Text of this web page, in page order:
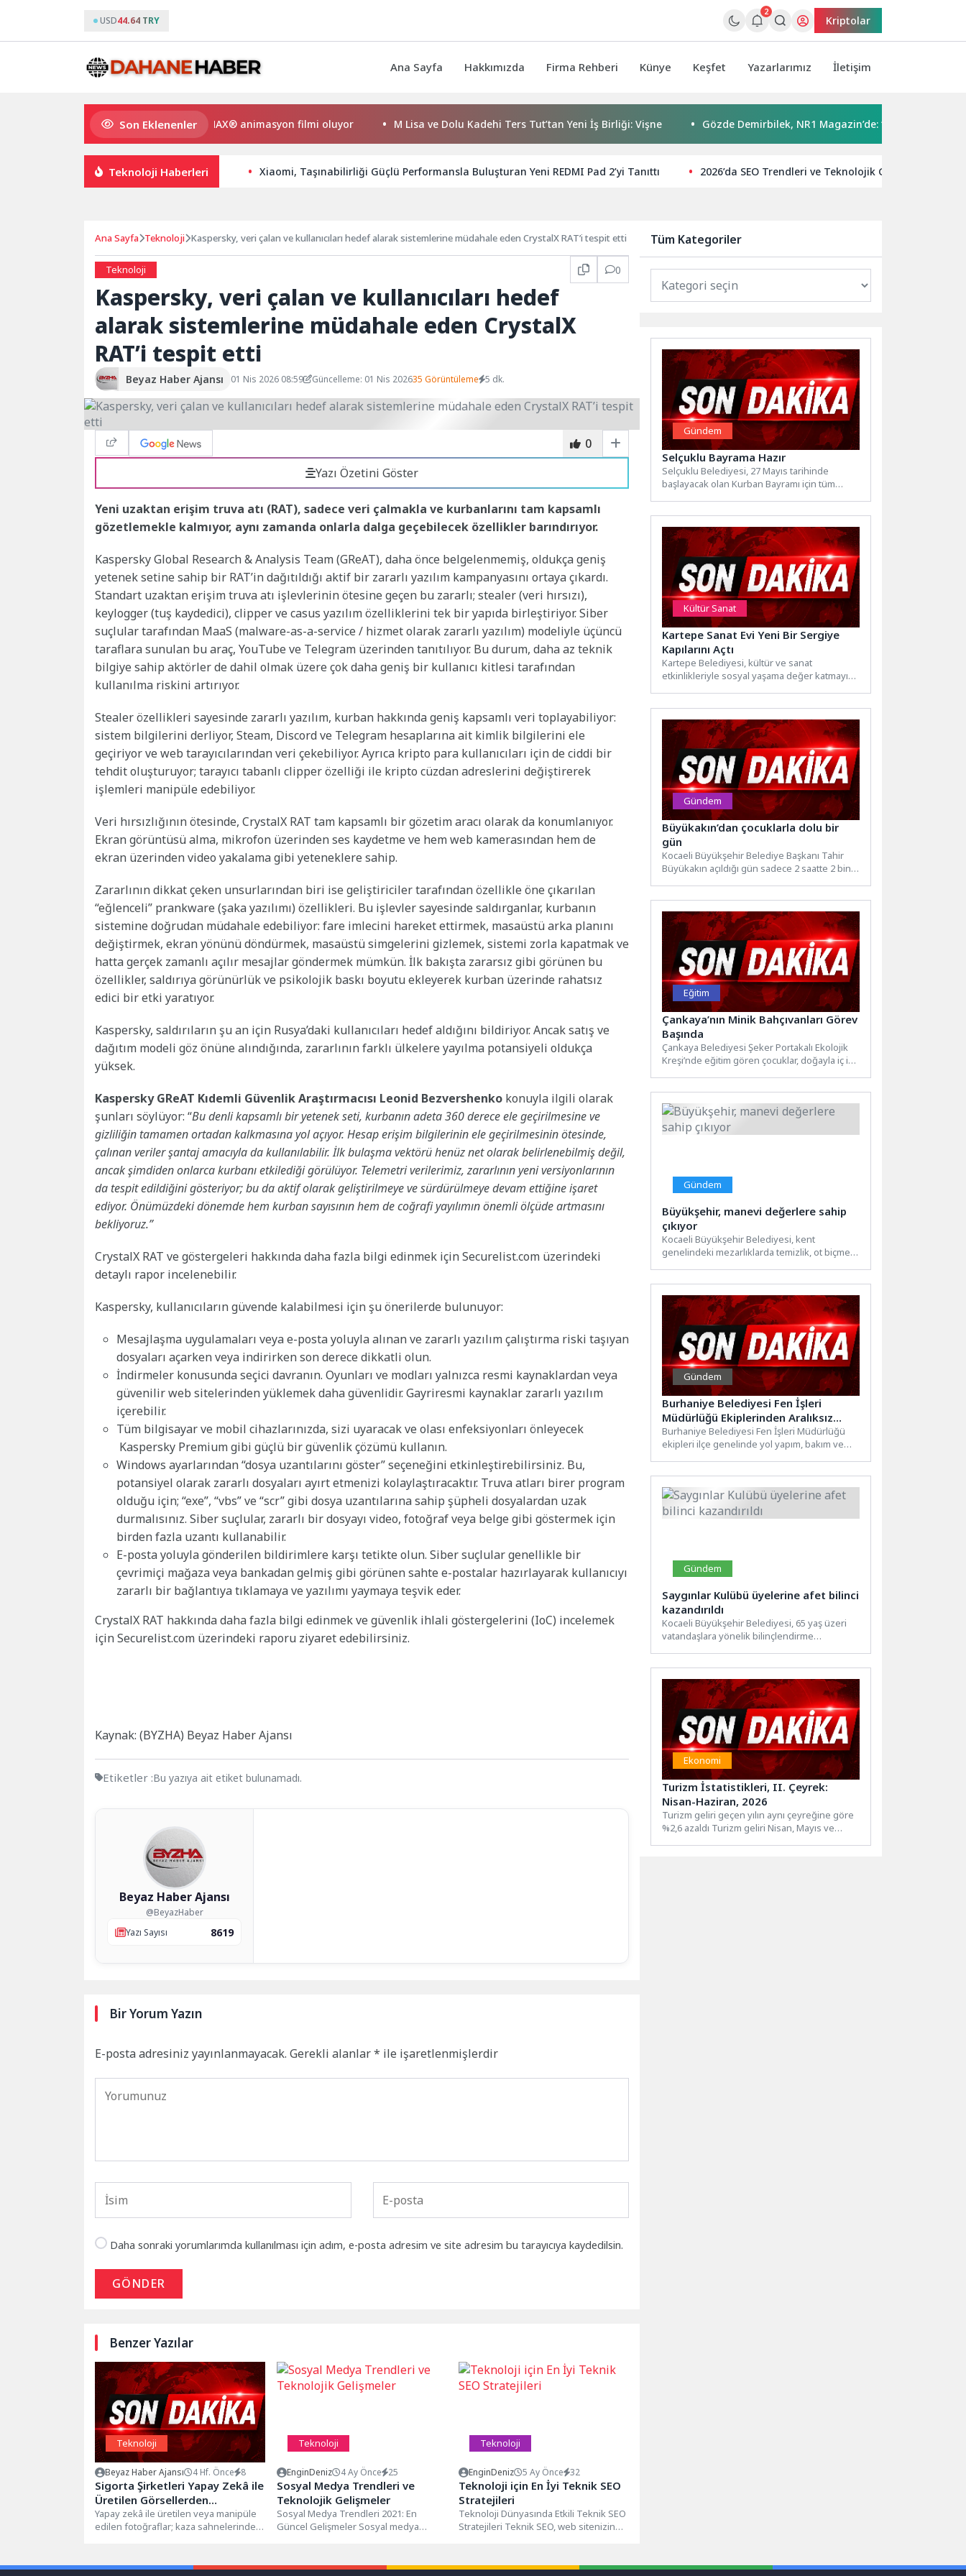
USD44.64 TRY
2
Kriptolar
Ana Sayfa Hakkımızda Firma Rehberi Künye Keşfet Yazarlarımız İletişim
Son Eklenenler
Gülmeyen Kral Türkiye’nin ilk IMAX® animasyon filmi oluyor M Lisa ve Dolu Kadehi Ters Tut’tan Yeni İş Birliği: Vişne Gözde Demirbilek, NR1 Magazin’de: ‘Son assolist olarak var
Teknoloji Haberleri Xiaomi, Taşınabilirliği Güçlü Performansla Buluşturan Yeni REDMI Pad 2’yi Tanıttı 2026’da SEO Trendleri ve Teknolojik Gelişmeler
Ana Sayfa Teknoloji Kaspersky, veri çalan ve kullanıcıları hedef alarak sistemlerine müdahale eden CrystalX RAT’i tespit etti
Teknoloji 0
Kaspersky, veri çalan ve kullanıcıları hedef
alarak sistemlerine müdahale eden CrystalX
RAT’i tespit etti
Beyaz Haber Ajansı 01 Nis 2026 08:59 Güncelleme: 01 Nis 202635 Görüntüleme 5 dk.
0
Yazı Özetini Göster
Yeni uzaktan erişim truva atı (RAT), sadece veri çalmakla ve kurbanlarını tam kapsamlı
gözetlemekle kalmıyor, aynı zamanda onlarla dalga geçebilecek özellikler barındırıyor.
Kaspersky Global Research & Analysis Team (GReAT), daha önce belgelenmemiş, oldukça geniş
yetenek setine sahip bir RAT’in dağıtıldığı aktif bir zararlı yazılım kampanyasını ortaya çıkardı.
Standart uzaktan erişim truva atı işlevlerinin ötesine geçen bu zararlı; stealer (veri hırsızı),
keylogger (tuş kaydedici), clipper ve casus yazılım özelliklerini tek bir yapıda birleştiriyor. Siber
suçlular tarafından MaaS (malware-as-a-service / hizmet olarak zararlı yazılım) modeliyle üçüncü
taraflara sunulan bu araç, YouTube ve Telegram üzerinden tanıtılıyor. Bu durum, daha az teknik
bilgiye sahip aktörler de dahil olmak üzere çok daha geniş bir kullanıcı kitlesi tarafından
kullanılma riskini artırıyor.
Stealer özellikleri sayesinde zararlı yazılım, kurban hakkında geniş kapsamlı veri toplayabiliyor:
sistem bilgilerini derliyor, Steam, Discord ve Telegram hesaplarına ait kimlik bilgilerini ele
geçiriyor ve web tarayıcılarından veri çekebiliyor. Ayrıca kripto para kullanıcıları için de ciddi bir
tehdit oluşturuyor; tarayıcı tabanlı clipper özelliği ile kripto cüzdan adreslerini değiştirerek
işlemleri manipüle edebiliyor.
Veri hırsızlığının ötesinde, CrystalX RAT tam kapsamlı bir gözetim aracı olarak da konumlanıyor.
Ekran görüntüsü alma, mikrofon üzerinden ses kaydetme ve hem web kamerasından hem de
ekran üzerinden video yakalama gibi yeteneklere sahip.
Zararlının dikkat çeken unsurlarından biri ise geliştiriciler tarafından özellikle öne çıkarılan
“eğlenceli” prankware (şaka yazılımı) özellikleri. Bu işlevler sayesinde saldırganlar, kurbanın
sistemine doğrudan müdahale edebiliyor: fare imlecini hareket ettirmek, masaüstü arka planını
değiştirmek, ekran yönünü döndürmek, masaüstü simgelerini gizlemek, sistemi zorla kapatmak ve
hatta gerçek zamanlı açılır mesajlar göndermek mümkün. İlk bakışta zararsız gibi görünen bu
özellikler, saldırıya görünürlük ve psikolojik baskı boyutu ekleyerek kurban üzerinde rahatsız
edici bir etki yaratıyor.
Kaspersky, saldırıların şu an için Rusya’daki kullanıcıları hedef aldığını bildiriyor. Ancak satış ve
dağıtım modeli göz önüne alındığında, zararlının farklı ülkelere yayılma potansiyeli oldukça
yüksek.
Kaspersky GReAT Kıdemli Güvenlik Araştırmacısı Leonid Bezvershenko konuyla ilgili olarak
şunları söylüyor: “Bu denli kapsamlı bir yetenek seti, kurbanın adeta 360 derece ele geçirilmesine ve
gizliliğin tamamen ortadan kalkmasına yol açıyor. Hesap erişim bilgilerinin ele geçirilmesinin ötesinde,
çalınan veriler şantaj amacıyla da kullanılabilir. İlk bulaşma vektörü henüz net olarak belirlenebilmiş değil,
ancak şimdiden onlarca kurbanı etkilediği görülüyor. Telemetri verilerimiz, zararlının yeni versiyonlarının
da tespit edildiğini gösteriyor; bu da aktif olarak geliştirilmeye ve sürdürülmeye devam ettiğine işaret
ediyor. Önümüzdeki dönemde hem kurban sayısının hem de coğrafi yayılımın önemli ölçüde artmasını
bekliyoruz.”
CrystalX RAT ve göstergeleri hakkında daha fazla bilgi edinmek için Securelist.com üzerindeki
detaylı rapor incelenebilir.
Kaspersky, kullanıcıların güvende kalabilmesi için şu önerilerde bulunuyor:
Mesajlaşma uygulamaları veya e-posta yoluyla alınan ve zararlı yazılım çalıştırma riski taşıyan
dosyaları açarken veya indirirken son derece dikkatli olun.
İndirmeler konusunda seçici davranın. Oyunları ve modları yalnızca resmi kaynaklardan veya
güvenilir web sitelerinden yüklemek daha güvenlidir. Gayriresmi kaynaklar zararlı yazılım
içerebilir.
Tüm bilgisayar ve mobil cihazlarınızda, sizi uyaracak ve olası enfeksiyonları önleyecek
Kaspersky Premium gibi güçlü bir güvenlik çözümü kullanın.
Windows ayarlarından “dosya uzantılarını göster” seçeneğini etkinleştirebilirsiniz. Bu,
potansiyel olarak zararlı dosyaları ayırt etmenizi kolaylaştıracaktır. Truva atları birer program
olduğu için; “exe”, “vbs” ve “scr” gibi dosya uzantılarına sahip şüpheli dosyalardan uzak
durmalısınız. Siber suçlular, zararlı bir dosyayı video, fotoğraf veya belge gibi göstermek için
birden fazla uzantı kullanabilir.
E-posta yoluyla gönderilen bildirimlere karşı tetikte olun. Siber suçlular genellikle bir
çevrimiçi mağaza veya bankadan gelmiş gibi görünen sahte e-postalar hazırlayarak kullanıcıyı
zararlı bir bağlantıya tıklamaya ve yazılımı yaymaya teşvik eder.
CrystalX RAT hakkında daha fazla bilgi edinmek ve güvenlik ihlali göstergelerini (IoC) incelemek
için Securelist.com üzerindeki raporu ziyaret edebilirsiniz.
Kaynak: (BYZHA) Beyaz Haber Ajansı
Etiketler :Bu yazıya ait etiket bulunamadı.
Beyaz Haber Ajansı
@BeyazHaber
Yazı Sayısı
8619
Bir Yorum Yazın
E-posta adresiniz yayınlanmayacak. Gerekli alanlar* ile işaretlenmişlerdir
Daha sonraki yorumlarımda kullanılması için adım, e-posta adresim ve site adresim bu tarayıcıya kaydedilsin.
GÖNDER
Benzer Yazılar
Teknoloji
Beyaz Haber Ajansı 4 Hf. Önce 8
Sigorta Şirketleri Yapay Zekâ ile
Üretilen Görsellerden
Kaynaklanan Yeni Dolandırıcılık
Tehdidiyle Karşı Karşıya
Yapay zekâ ile üretilen veya manipüle
edilen fotoğraflar; kaza sahnelerinden
Teknoloji
EnginDeniz 4 Ay Önce 25
Sosyal Medya Trendleri ve
Teknolojik Gelişmeler
Sosyal Medya Trendleri 2021: En
Güncel Gelişmeler Sosyal medya
Teknoloji
EnginDeniz 5 Ay Önce 32
Teknoloji için En İyi Teknik SEO
Stratejileri
Teknoloji Dünyasında Etkili Teknik SEO
Stratejileri Teknik SEO, web sitenizin
Tüm Kategoriler
Gündem
Selçuklu Bayrama Hazır
Selçuklu Belediyesi, 27 Mayıs tarihinde
başlayacak olan Kurban Bayramı için tüm
Kültür Sanat
Kartepe Sanat Evi Yeni Bir Sergiye
Kapılarını Açtı
Kartepe Belediyesi, kültür ve sanat
etkinlikleriyle sosyal yaşama değer katmayı
Gündem
Büyükakın’dan çocuklarla dolu bir
gün
Kocaeli Büyükşehir Belediye Başkanı Tahir
Büyükakın açıldığı gün sadece 2 saatte 2 bin
Eğitim
Çankaya’nın Minik Bahçıvanları Görev
Başında
Çankaya Belediyesi Şeker Portakalı Ekolojik
Kreşi’nde eğitim gören çocuklar, doğayla iç içe
Gündem
Büyükşehir, manevi değerlere sahip
çıkıyor
Kocaeli Büyükşehir Belediyesi, kent
genelindeki mezarlıklarda temizlik, ot biçme,
Gündem
Burhaniye Belediyesi Fen İşleri
Müdürlüğü Ekiplerinden Aralıksız
Hizmet
Burhaniye Belediyesi Fen İşleri Müdürlüğü
ekipleri ilçe genelinde yol yapım, bakım ve
Gündem
Saygınlar Kulübü üyelerine afet bilinci
kazandırıldı
Kocaeli Büyükşehir Belediyesi, 65 yaş üzeri
vatandaşlara yönelik bilinçlendirme
Ekonomi
Turizm İstatistikleri, II. Çeyrek:
Nisan-Haziran, 2026
Turizm geliri geçen yılın aynı çeyreğine göre
%2,6 azaldı Turizm geliri Nisan, Mayıs ve